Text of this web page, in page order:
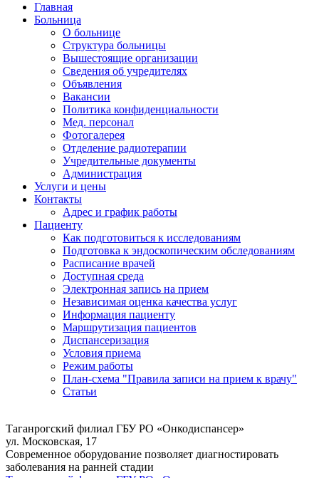
Главная
Больница
О больнице
Структура больницы
Вышестоящие организации
Сведения об учредителях
Объявления
Вакансии
Политика конфиденциальности
Мед. персонал
Фотогалерея
Отделение радиотерапии
Учредительные документы
Администрация
Услуги и цены
Контакты
Адрес и график работы
Пациенту
Как подготовиться к исследованиям
Подготовка к эндоскопическим обследованиям
Расписание врачей
Доступная среда
Электронная запись на прием
Независимая оценка качества услуг
Информация пациенту
Маршрутизация пациентов
Диспансеризация
Условия приема
Режим работы
План-схема "Правила записи на прием к врачу"
Статьи
Таганрогский филиал ГБУ РО «Онкодиспансер»
ул. Московская, 17
Современное оборудование позволяет диагностировать
заболевания на ранней стадии